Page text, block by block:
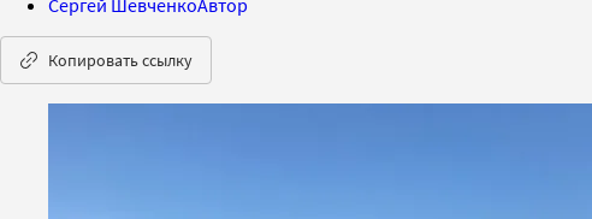
Копировать ссылку